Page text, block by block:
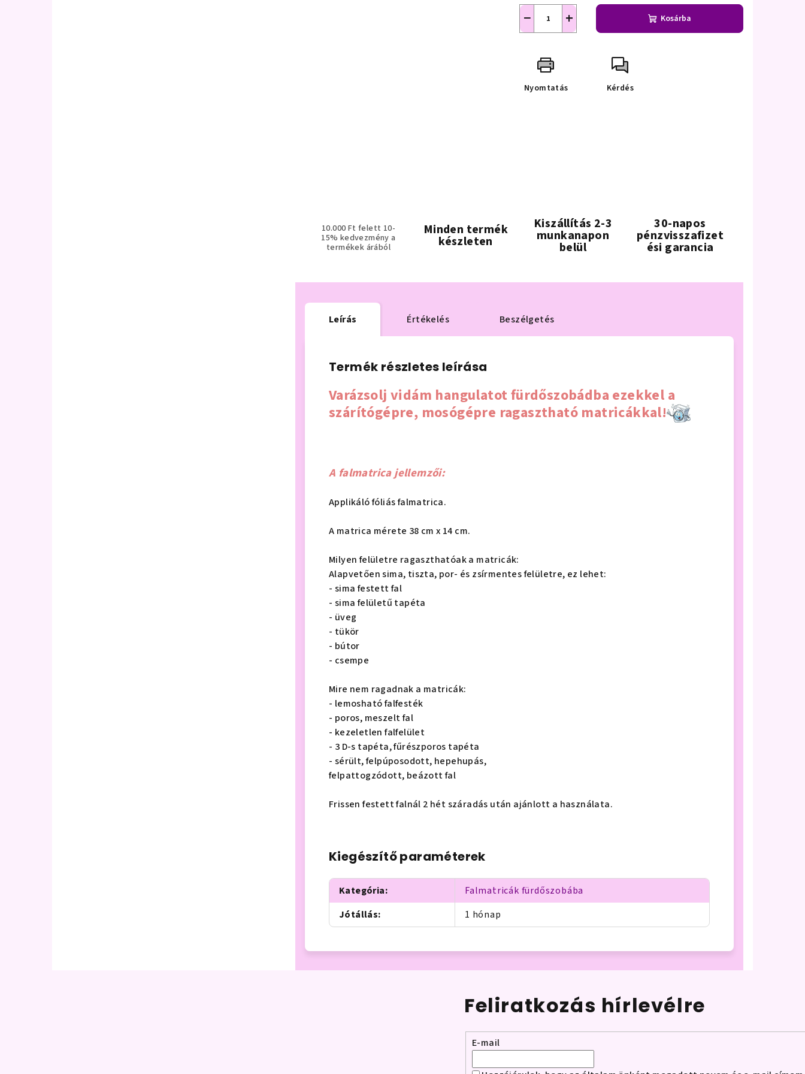
+
− Kosárba
Nyomtatás Kérdés
10.000 Ft felett 10-
15% kedvezmény a
termékek árából
Minden termék
készleten
Kiszállítás 2-3
munkanapon
belül
30-napos
pénzvisszafizet
ési garancia
Leírás Értékelés Beszélgetés
Termék részletes leírása
Varázsolj vidám hangulatot fürdőszobádba ezekkel a
szárítógépre, mosógépre ragasztható matricákkal!
A falmatrica jellemzői:
Applikáló fóliás falmatrica.
A matrica mérete 38 cm x 14 cm.
Milyen felületre ragaszthatóak a matricák:
Alapvetően sima, tiszta, por- és zsírmentes felületre, ez lehet:
- sima festett fal
- sima felületű tapéta
- üveg
- tükör
- bútor
- csempe
Mire nem ragadnak a matricák:
- lemosható falfesték
- poros, meszelt fal
- kezeletlen falfelület
- 3 D-s tapéta, fűrészporos tapéta
- sérült, felpúposodott, hepehupás,
felpattogzódott, beázott fal
Frissen festett falnál 2 hét száradás után ajánlott a használata.
Kiegészítő paraméterek
Kategória:
Falmatricák fürdőszobába
Jótállás: 1 hónap
Feliratkozás hírlevélre
E-mail